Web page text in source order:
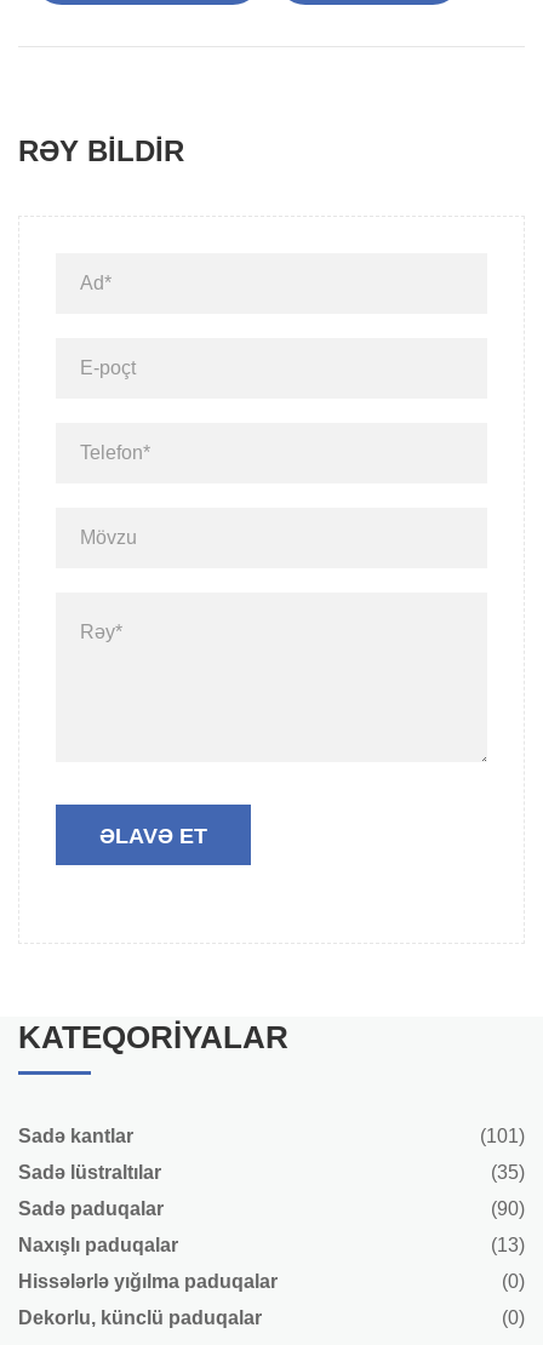
RƏY BILDIR
KATEQORIYALAR
Sadə kantlar
(101)
Sadə lüstraltılar
(35)
Sadə paduqalar
(90)
Naxışlı paduqalar
(13)
Hissələrlə yığılma paduqalar
(0)
Dekorlu, künclü paduqalar
(0)